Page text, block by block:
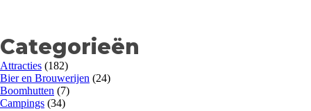
Categorieën
Attracties (182)
Bier en Brouwerijen (24)
Boomhutten (7)
Campings (34)